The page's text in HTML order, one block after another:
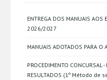
ENTREGA DOS MANUAIS AOS
2026/2027
MANUAIS ADOTADOS PARA
PROCEDIMENTO CONCURSAL
RESULTADOS (1º Método de